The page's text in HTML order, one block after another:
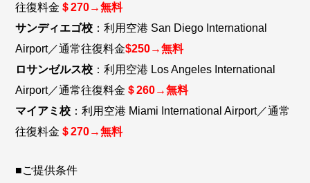
往復料金 ＄270→無料
サンディエゴ校 ：利用空港 San Diego International
Airport／通常往復料金$250→無料
ロサンゼルス校 ：利用空港 Los Angeles International
Airport／通常往復料金 ＄260→無料
マイアミ校 ：利用空港 Miami International Airport／通常
往復料金 ＄270→無料
■ご提供条件